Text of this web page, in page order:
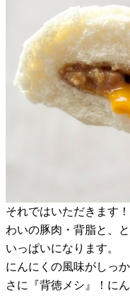
それではいただきます
わいの豚肉・背脂と、
いっぱいになります。
にんにくの風味がしっ
さに『背徳メシ』！に